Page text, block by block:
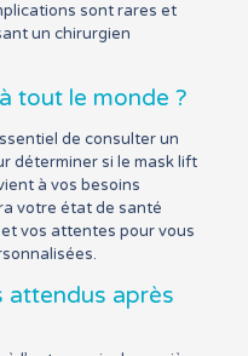
sont rares et
un chirurgien
tout le monde ?
de consulter un
déterminer si le mask lift
à vos besoins
votre état de santé
vos attentes pour vous
attendus après